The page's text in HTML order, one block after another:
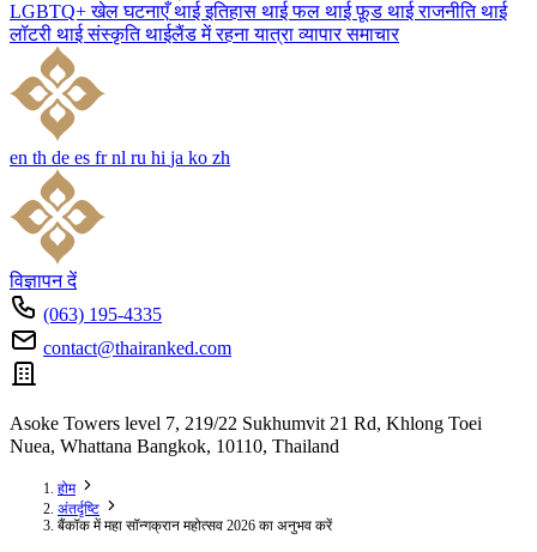
LGBTQ+ खेल घटनाएँ थाई इतिहास थाई फल थाई फ़ूड थाई राजनीति थाई
लॉटरी थाई संस्कृति थाईलैंड में रहना यात्रा व्यापार समाचार
en th de es fr nl ru hi ja ko zh
विज्ञापन दें
(063) 195-4335
contact@thairanked.com
Asoke Towers level 7, 219/22 Sukhumvit 21 Rd, Khlong Toei
Nuea, Whattana Bangkok, 10110, Thailand
होम
अंतर्दृष्टि
बैंकॉक में महा सॉन्गक्रान महोत्सव 2026 का अनुभव करें